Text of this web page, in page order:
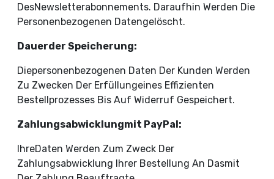
DesNewsletterabonnements. Daraufhin Werden Die
Personenbezogenen Datengelöscht.
Dauerder Speicherung:
Diepersonenbezogenen Daten Der Kunden Werden
Zu Zwecken Der Erfüllungeines Effizienten
Bestellprozesses Bis Auf Widerruf Gespeichert.
Zahlungsabwicklungmit PayPal:
IhreDaten Werden Zum Zweck Der
Zahlungsabwicklung Ihrer Bestellung An Dasmit